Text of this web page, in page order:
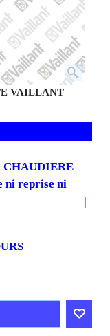
VAILLANT
CHAUDIERE
ni reprise ni